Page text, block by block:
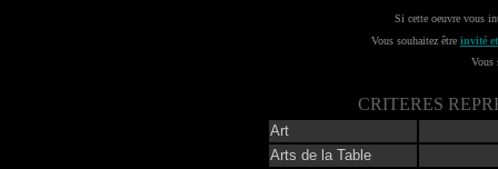
Si cette oeuvre vous
Vous souhaitez être invité
Vous
CRITERES
Art
Arts de la Table